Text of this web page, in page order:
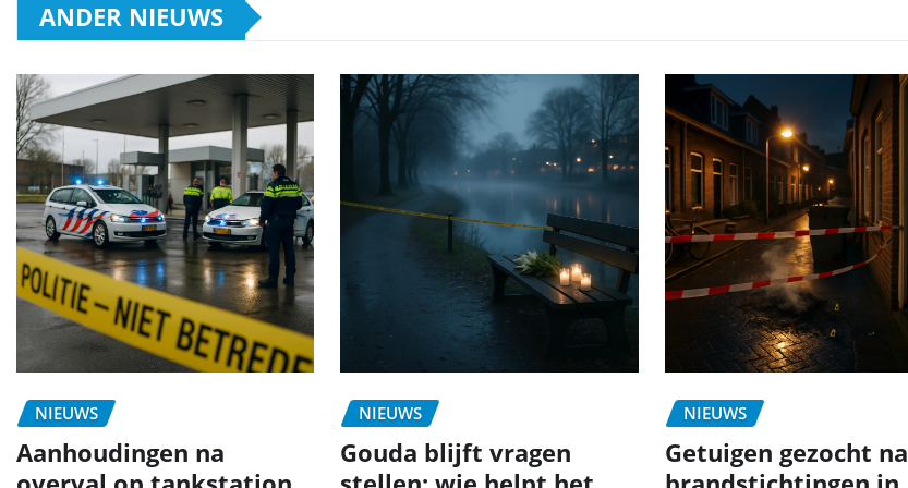
ANDER NIEUWS
NIEUWS
Aanhoudingen na
NIEUWS
Gouda blijft vragen
NIEUWS
Getuigen gezocht na